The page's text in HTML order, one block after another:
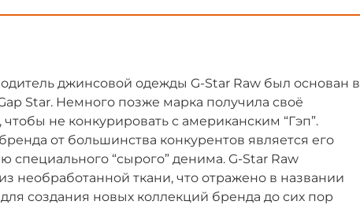
джинсовой одежды G-Star Raw был основан в
Star. Немного позже марка получила своё
не конкурировать с американским “Гэп”.
от большинства конкурентов является его
специального “сырого” денима. G-Star Raw
необработанной ткани, что отражено в названии
создания новых коллекций бренда до сих пор